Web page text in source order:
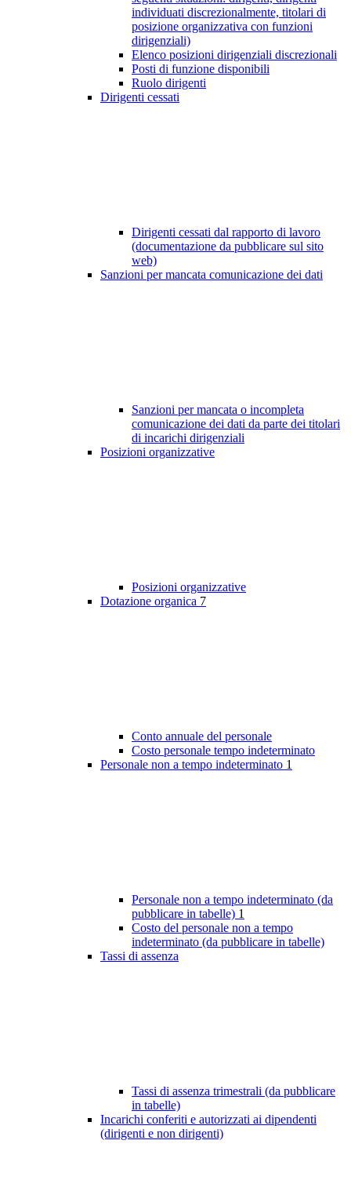
individuati discrezionalmente, titolari di
posizione organizzativa con funzioni
dirigenziali)
Elenco posizioni dirigenziali discrezionali
Posti di funzione disponibili
Ruolo dirigenti
Dirigenti cessati
Dirigenti cessati dal rapporto di lavoro
(documentazione da pubblicare sul sito
web)
Sanzioni per mancata comunicazione dei dati
Sanzioni per mancata o incompleta
comunicazione dei dati da parte dei titolari
di incarichi dirigenziali
Posizioni organizzative
Posizioni organizzative
Dotazione organica 7
Conto annuale del personale
Costo personale tempo indeterminato
Personale non a tempo indeterminato 1
Personale non a tempo indeterminato (da
pubblicare in tabelle) 1
Costo del personale non a tempo
indeterminato (da pubblicare in tabelle)
Tassi di assenza
Tassi di assenza trimestrali (da pubblicare
in tabelle)
Incarichi conferiti e autorizzati ai dipendenti
(dirigenti e non dirigenti)